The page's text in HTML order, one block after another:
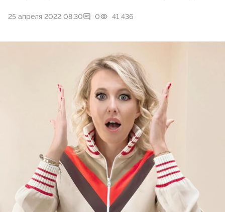
25 апреля 2022 08:30 0 41 436